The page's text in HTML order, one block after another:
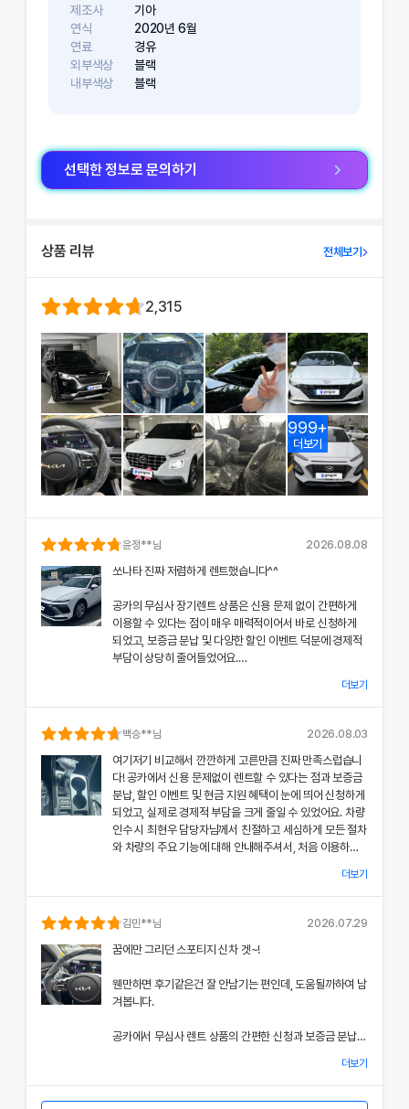
제조사
기아
연식
2020년 6월
연료
경유
외부색상
블랙
내부색상
블랙
선택한 정보로 문의하기
상품 리뷰 전체보기
2,315
999+
더보기
윤정**님 2026.08.08
쏘나타 진짜 저렴하게 렌트했습니다^^
공카의 무심사 장기렌트 상품은 신용 문제 없이 간편하게
이용할 수 있다는 점이 매우 매력적이어서 바로 신청하게
되었고, 보증금 분납 및 다양한 할인 이벤트 덕분에 경제적
부담이 상당히 줄어들었어요.
차량 인수 시 장민혁 담당자님께서 친절하고 꼼꼼하게 신차
의 상태와 각종 기능에 대해 설명해주셔서, 처음 이용하는
분들도 부담 없이 서비스를 체험할 수 있었어요.
공카의 본부 직거래 시스템으로 중간 마진 없이 합리적인
렌트료를 제공받았고, 즉시 출고되는 신차 덕분에 긴급 상
황에서도 차질 없이 차량을 이용할 수 있었던 점이 특히 인
상 깊었어요.
쏘나타의 세련된 디자인과 최신 편의 기능, 그리고 안전 장
치에 대한 세심한 관리가 직접 눈으로 확인되면서 전체적인
다시 이용하고 싶은 강력한 동기가 되었어요.
돋보여 제게 잊지 못할 기억으로 남았으며, 이 만족스러운
더보기
백승**님 2026.08.03
여기저기 비교해서 깐깐하게 고른만큼 진짜 만족스럽습니
다! 공카에서 신용 문제없이 렌트할 수 있다는 점과 보증금
분납, 할인 이벤트 및 현금 지원 혜택이 눈에 띄어 신청하게
되었고, 실제로 경제적 부담을 크게 줄일 수 있었어요. 차량
인수 시 최현우 담당자님께서 친절하고 세심하게 모든 절차
와 차량의 주요 기능에 대해 안내해주셔서, 처음 이용하는
공카의 본부 직거래 시스템 덕분에 렌트료가 매우 합리적으
로 책정되었고, 필요할 때마다 즉시 출고되는 신차 시스템
은 제 일정에 맞춰 안정적으로 차량을 이용할 수 있도록 도
와주었어요.
쏘나타의 우아한 디자인과 최신 편의 기능, 그리고 안전장
치에 대한 상세한 설명은 제 기대 이상이었으며, 전 과정에
어요.
도 공카를 우선적으로 이용하게 만들 정도로 만족스러웠으
더보기
김민**님 2026.07.29
꿈에만 그리던 스포티지 신차 겟~!
웬만하면 후기같은건 잘 안남기는 편인데, 도움될까하여 남
겨봅니다.
공카에서 무심사 렌트 상품의 간편한 신청과 보증금 분납,
차량 인수 시 이준호 담당자님께서 따뜻하면서도 세심하게
더보기
'(주)공카'는 (이하 '회사'는) 고객님의 개인정보를 중요시하며, "정보
통신망 이용촉진 및 정보보호"에 관한 법률을 준수하고 있습니다.
회사는 개인정보처리방침을 통하여 고객님께서 제공하시는 개인정보
가 어떠한 용도와 방식으로 이용되고 있으며, 개인정보보호를 위해 어
떠한 조치가 취해지고 있는지 알려드립니다.
회사는 개인정보처리방침을 개정하는 경우 웹사이트 공지사항(또는